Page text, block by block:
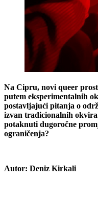
Na Cipru, novi queer
putem eksperimentalnih
postavljajući pitanja o
izvan tradicionalnih
potaknuti dugoročne
ograničenja?
Autor: Deniz Kirkali